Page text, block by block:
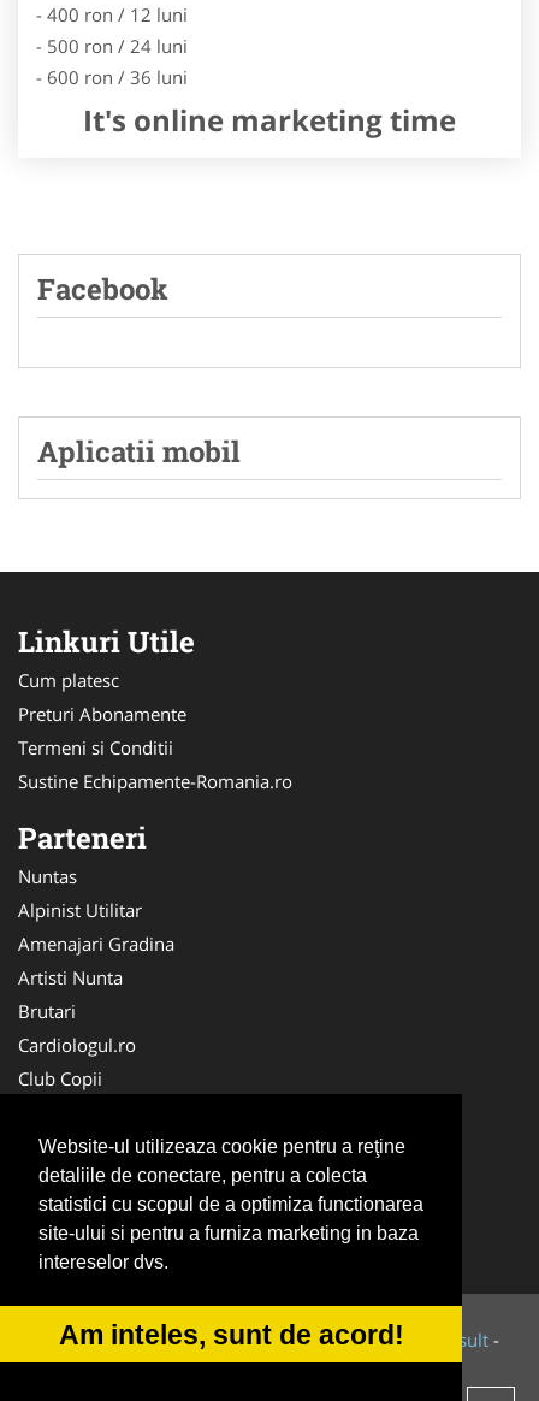
Website-ul utilizeaza cookie pentru a reţine
detaliile de conectare, pentru a colecta
statistici cu scopul de a optimiza functionarea
site-ului si pentru a furniza marketing in baza
intereselor dvs.
Am inteles, sunt de acord!
- 400 ron / 12 luni
- 500 ron / 24 luni
- 600 ron / 36 luni
It's online marketing time
Facebook
Aplicatii mobil
Linkuri Utile
Cum platesc
Preturi Abonamente
Termeni si Conditii
Sustine Echipamente-Romania.ro
Parteneri
Nuntas
Alpinist Utilitar
Amenajari Gradina
Artisti Nunta
Brutari
Cardiologul.ro
Club Copii
Ambalaje Romania
Cabinet-Individual.ro
CentruInchirieri.ro
Cursuri Romania
© 2014-2026 Powered byVilonMedia&Tokaido Consult -
ANPC SOL